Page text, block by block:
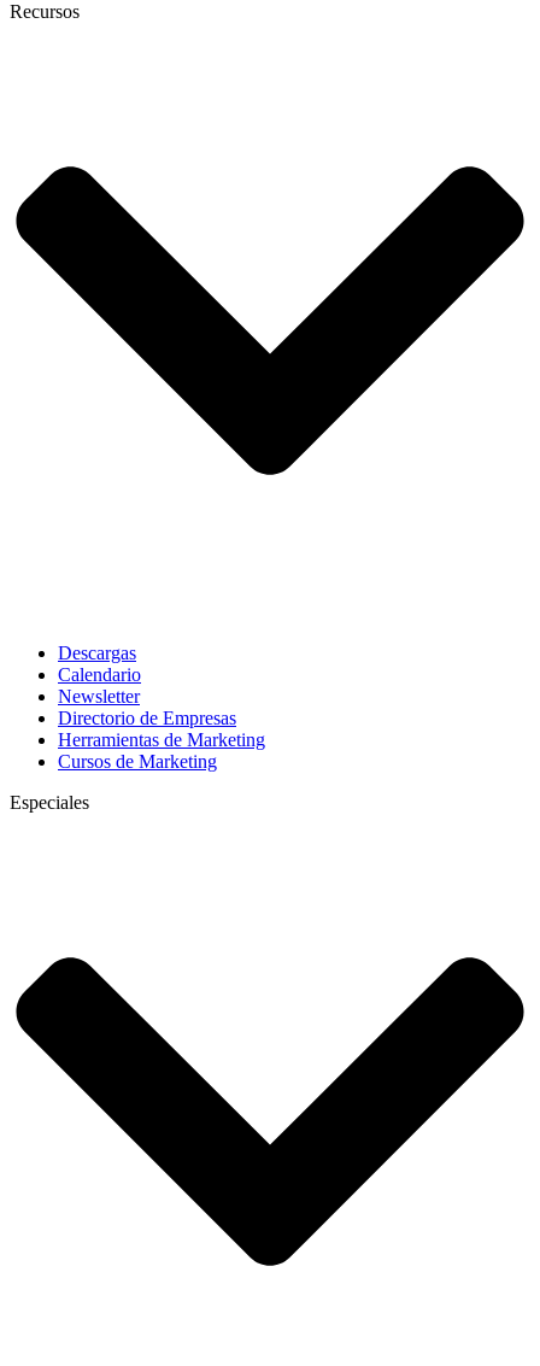
Recursos
Descargas
Calendario
Newsletter
Directorio de Empresas
Herramientas de Marketing
Cursos de Marketing
Especiales